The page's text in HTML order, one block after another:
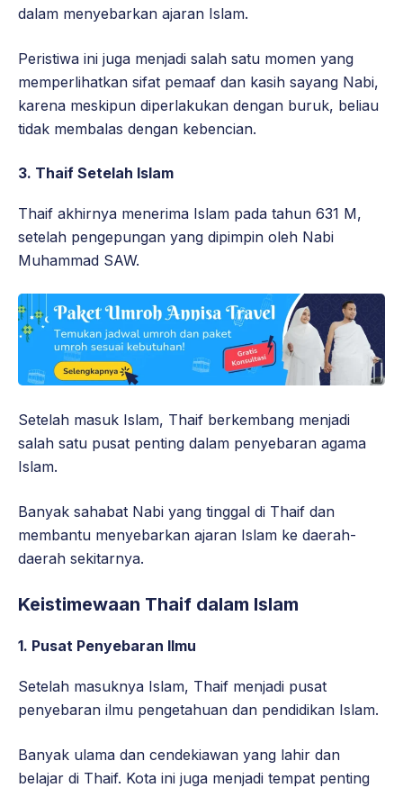
dalam menyebarkan ajaran Islam.
Peristiwa ini juga menjadi salah satu momen yang
memperlihatkan sifat pemaaf dan kasih sayang Nabi,
karena meskipun diperlakukan dengan buruk, beliau
tidak membalas dengan kebencian.
3. Thaif Setelah Islam
Thaif akhirnya menerima Islam pada tahun 631 M,
setelah pengepungan yang dipimpin oleh Nabi
Muhammad SAW.
Setelah masuk Islam, Thaif berkembang menjadi
salah satu pusat penting dalam penyebaran agama
Islam.
Banyak sahabat Nabi yang tinggal di Thaif dan
membantu menyebarkan ajaran Islam ke daerah-
daerah sekitarnya.
Keistimewaan Thaif dalam Islam
1. Pusat Penyebaran Ilmu
Setelah masuknya Islam, Thaif menjadi pusat
penyebaran ilmu pengetahuan dan pendidikan Islam.
Banyak ulama dan cendekiawan yang lahir dan
belajar di Thaif. Kota ini juga menjadi tempat penting